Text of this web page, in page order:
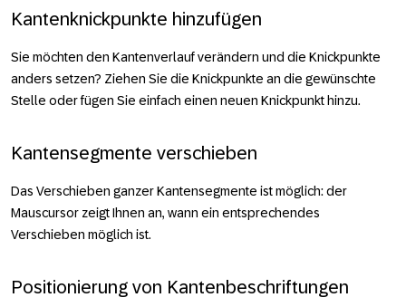
Kantenknickpunkte hinzufügen
Sie möchten den Kantenverlauf verändern und die Knickpunkte
anders setzen? Ziehen Sie die Knickpunkte an die gewünschte
Stelle oder fügen Sie einfach einen neuen Knickpunkt hinzu.
Kantensegmente verschieben
Das Verschieben ganzer Kantensegmente ist möglich: der
Mauscursor zeigt Ihnen an, wann ein entsprechendes
Verschieben möglich ist.
Positionierung von Kantenbeschriftungen